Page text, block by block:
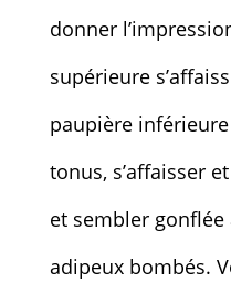
donner
supérieure
paupière
tonus, s’affaisser
et sembler gonflée
adipeux bombés.